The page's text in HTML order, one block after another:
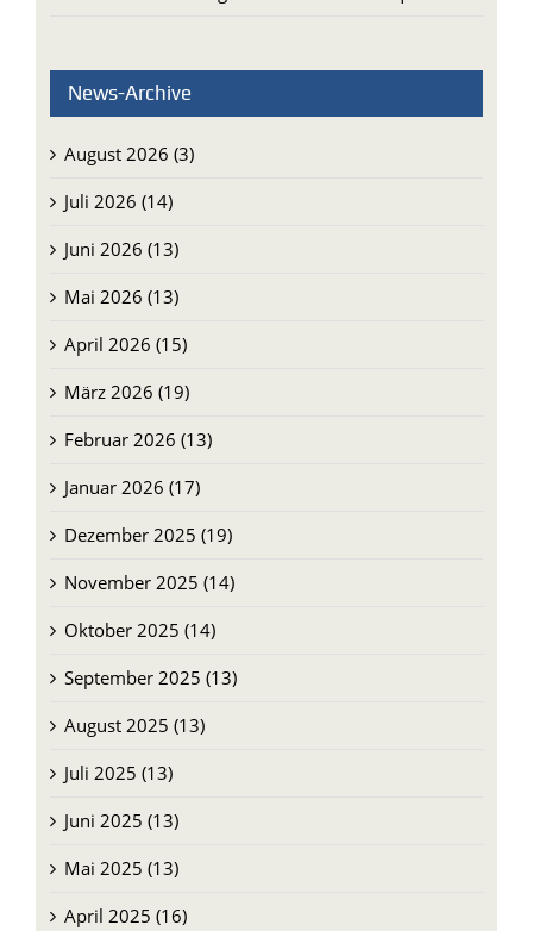
News-Archive
August 2026 (3)
Juli 2026 (14)
Juni 2026 (13)
Mai 2026 (13)
April 2026 (15)
März 2026 (19)
Februar 2026 (13)
Januar 2026 (17)
Dezember 2025 (19)
November 2025 (14)
Oktober 2025 (14)
September 2025 (13)
August 2025 (13)
Juli 2025 (13)
Juni 2025 (13)
Mai 2025 (13)
April 2025 (16)